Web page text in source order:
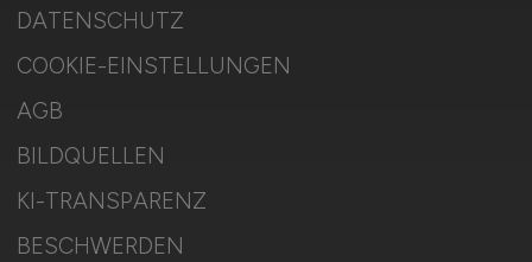
DATENSCHUTZ
COOKIE-EINSTELLUNGEN
AGB
BILDQUELLEN
KI-TRANSPARENZ
BESCHWERDEN